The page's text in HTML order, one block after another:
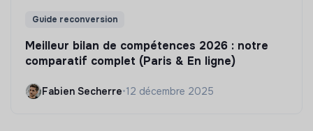
Guide reconversion
Meilleur bilan de compétences 2026 : notre
comparatif complet (Paris & En ligne)
Fabien Secherre•12 décembre 2025